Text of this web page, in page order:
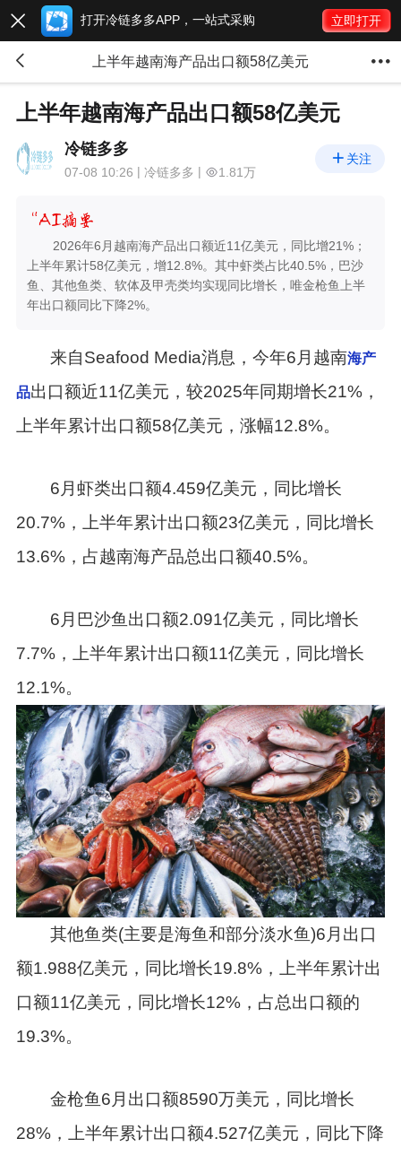
 打开冷链多多APP，一站式采购 立即打开
 上半年越南海产品出口额58亿美元 
上半年越南海产品出口额58亿美元
冷链多多
07-08 10:26 冷链多多 1.81万
 关注
2026年6月越南海产品出口额近11亿美元，同比增21%；
上半年累计58亿美元，增12.8%。其中虾类占比40.5%，巴沙
鱼、其他鱼类、软体及甲壳类均实现同比增长，唯金枪鱼上半
年出口额同比下降2%。
来自Seafood Media消息，今年6月越南海产
品出口额近11亿美元，较2025年同期增长21%，
上半年累计出口额58亿美元，涨幅12.8%。
6月虾类出口额4.459亿美元，同比增长
20.7%，上半年累计出口额23亿美元，同比增长
13.6%，占越南海产品总出口额40.5%。
6月巴沙鱼出口额2.091亿美元，同比增长
7.7%，上半年累计出口额11亿美元，同比增长
12.1%。
其他鱼类(主要是海鱼和部分淡水鱼)6月出口
额1.988亿美元，同比增长19.8%，上半年累计出
口额11亿美元，同比增长12%，占总出口额的
19.3%。
金枪鱼6月出口额8590万美元，同比增长
28%，上半年累计出口额4.527亿美元，同比下降